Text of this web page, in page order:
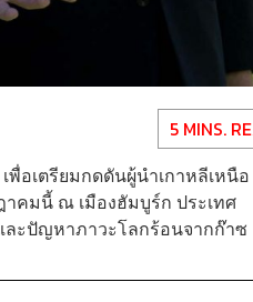
5 MINS.
อเตรียมกดดันผู้นำเกาหลีเหนือ
คมนี้ ณ เมืองฮัมบูร์ก ประเทศ
ละปัญหาภาวะโลกร้อนจากก๊าซ